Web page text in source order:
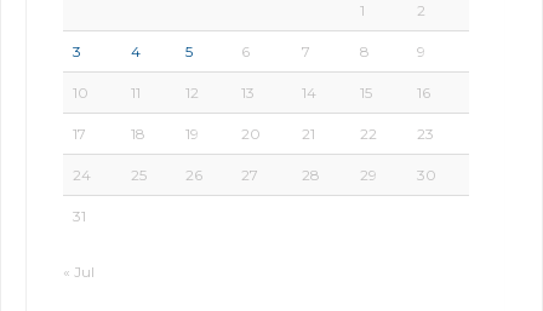
1 2
3 4 5 6 7 8 9
10 11 12 13 14 15 16
17 18 19 20 21 22 23
24 25 26 27 28 29 30
31
« Jul